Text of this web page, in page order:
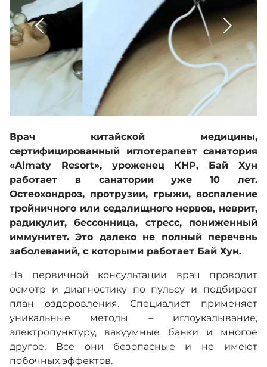
Адалдық алаңы
Единый словарь
Версия для слабовидящих
Врач китайской медицины,
сертифицированный иглотерапевт санатория
«Almaty Resort», уроженец КНР, Бай Хун
работает в санатории уже 10 лет.
Остеохондроз, протрузии, грыжи, воспаление
тройничного или седалищного нервов, неврит,
радикулит, бессонница, стресс, пониженный
иммунитет. Это далеко не полный перечень
заболеваний, с которыми работает Бай Хун.
На первичной консультации врач проводит
осмотр и диагностику по пульсу и подбирает
план оздоровления. Специалист применяет
уникальные методы – иглоукалывание,
электропунктуру, вакуумные банки и многое
другое. Все они безопасные и не имеют
побочных эффектов.